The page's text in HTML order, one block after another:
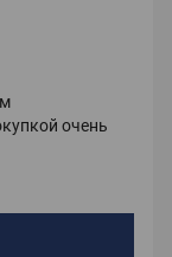
очень